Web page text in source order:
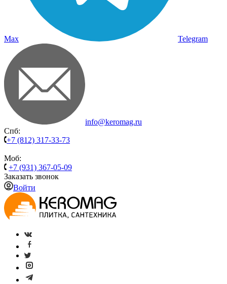
Max Telegram
info@keromag.ru
Спб:
+7 (812) 317-33-73
Моб:
+7 (931) 367-05-09
Заказать звонок
Войти